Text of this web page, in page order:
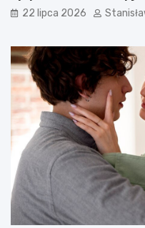
22 lipca 2026